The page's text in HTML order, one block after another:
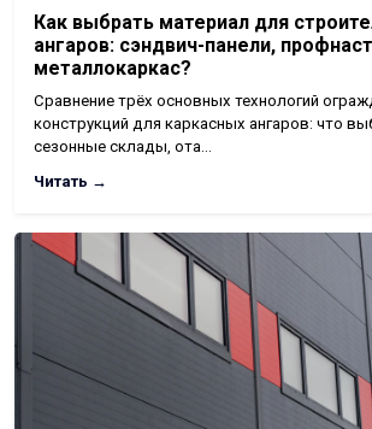
Как выбрать материал для
ангаров: сэндвич-панели,
металлокаркас?
Сравнение трёх основных технологий
конструкций для каркасных ангаров: что
сезонные склады, ота…
Читать →